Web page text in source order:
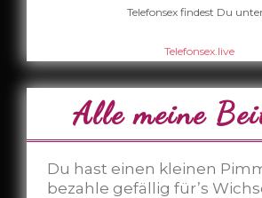
Telefonsex findest Du
Telefonsex.live
Alle meine
Du hast einen kleinen
bezahle gefällig für’s